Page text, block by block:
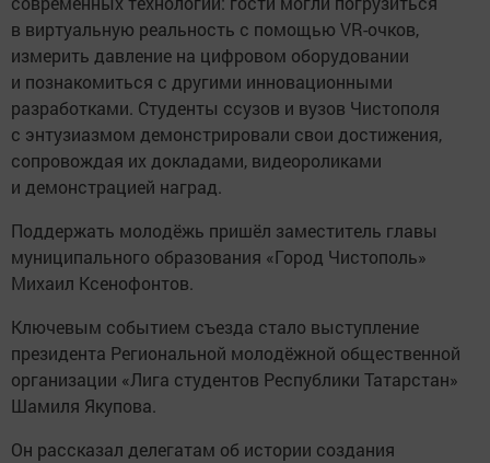
в виртуальную реальность с помощью VR-очков,
измерить давление на цифровом оборудовании
и познакомиться с другими инновационными
разработками. Студенты ссузов и вузов Чистополя
с энтузиазмом демонстрировали свои достижения,
сопровождая их докладами, видеороликами
и демонстрацией наград.
Поддержать молодёжь пришёл заместитель главы
муниципального образования «Город Чистополь»
Михаил Ксенофонтов.
Ключевым событием съезда стало выступление
президента Региональной молодёжной общественной
организации «Лига студентов Республики Татарстан»
Шамиля Якупова.
Он рассказал делегатам об истории создания